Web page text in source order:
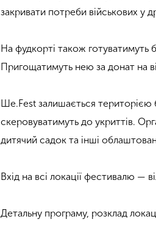
закривати потреби військових у
На фудкорті також
Пригощатимуть нею за донат на
Ше.Fest залишається територією
скеровуватимуть до укриттів.
дитячий садок та інші
Вхід на всі локації фестивалю —
Детальну програму, розклад